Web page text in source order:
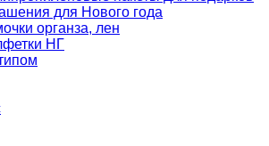
для Нового года
органза, лен
НГ